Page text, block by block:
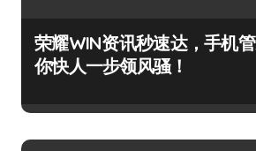
荣耀WIN资讯秒速达，手机
你快人一步领风骚！